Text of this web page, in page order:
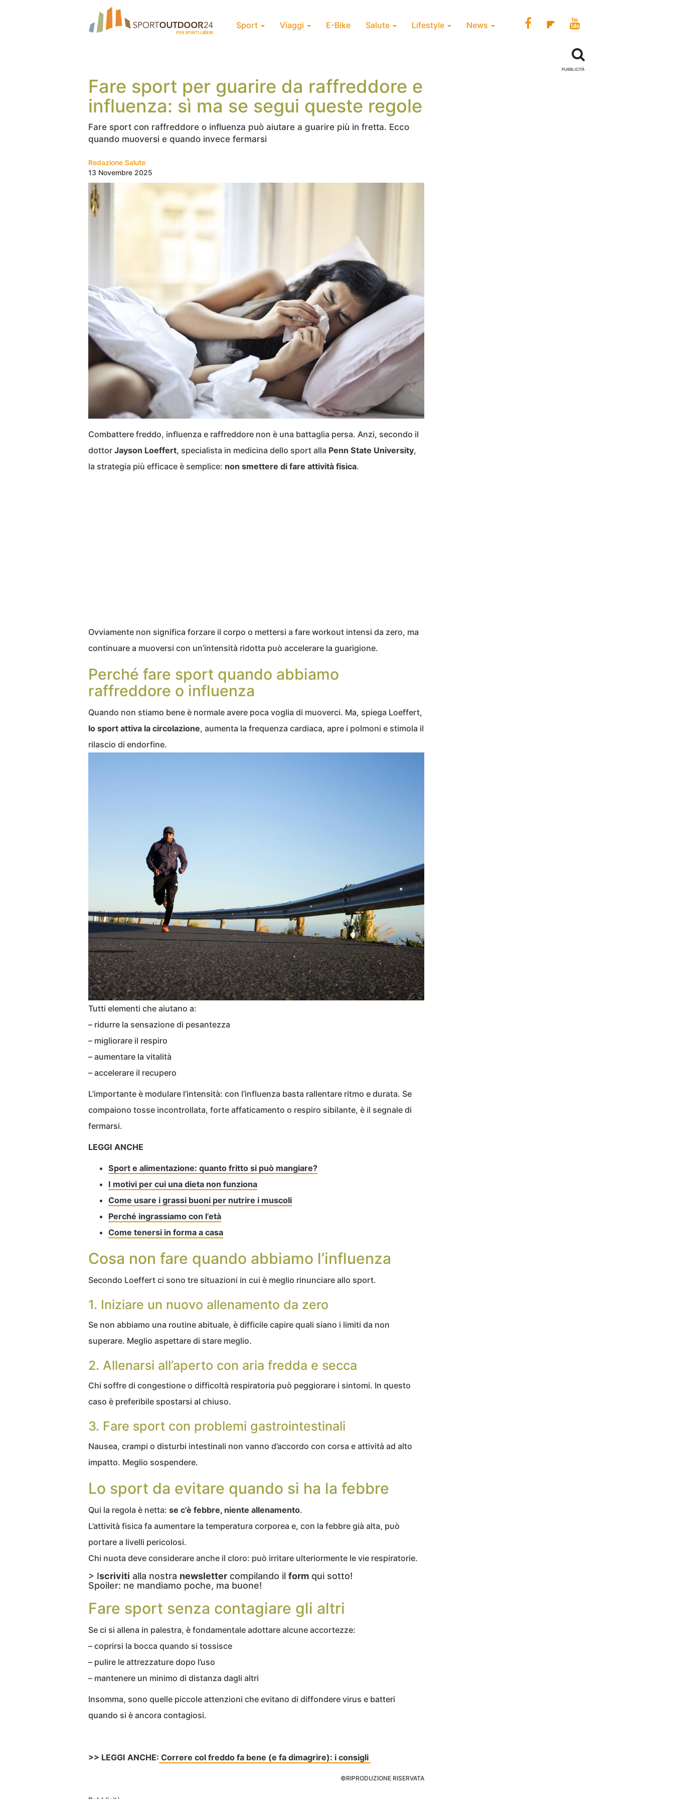
Sport Viaggi E-Bike Salute Lifestyle News
Fare sport per guarire da raffreddore e
influenza: sì ma se segui queste regole
Fare sport con raffreddore o influenza può aiutare a guarire più in fretta. Ecco
quando muoversi e quando invece fermarsi
Redazione Salute
13 Novembre 2025
Combattere freddo, influenza e raffreddore non è una battaglia persa. Anzi, secondo il
dottor Jayson Loeffert, specialista in medicina dello sport alla Penn State University,
la strategia più efficace è semplice: non smettere di fare attività fisica.
Ovviamente non significa forzare il corpo o mettersi a fare workout intensi da zero, ma
continuare a muoversi con un’intensità ridotta può accelerare la guarigione.
Perché fare sport quando abbiamo
raffreddore o influenza
Quando non stiamo bene è normale avere poca voglia di muoverci. Ma, spiega Loeffert,
lo sport attiva la circolazione, aumenta la frequenza cardiaca, apre i polmoni e stimola il
rilascio di endorfine.
Tutti elementi che aiutano a:
– ridurre la sensazione di pesantezza
– migliorare il respiro
– aumentare la vitalità
– accelerare il recupero
L’importante è modulare l’intensità: con l’influenza basta rallentare ritmo e durata. Se
compaiono tosse incontrollata, forte affaticamento o respiro sibilante, è il segnale di
fermarsi.
LEGGI ANCHE
Sport e alimentazione: quanto fritto si può mangiare?
I motivi per cui una dieta non funziona
Come usare i grassi buoni per nutrire i muscoli
Perché ingrassiamo con l’età
Come tenersi in forma a casa
Cosa non fare quando abbiamo l’influenza
Secondo Loeffert ci sono tre situazioni in cui è meglio rinunciare allo sport.
1. Iniziare un nuovo allenamento da zero
Se non abbiamo una routine abituale, è difficile capire quali siano i limiti da non
superare. Meglio aspettare di stare meglio.
2. Allenarsi all’aperto con aria fredda e secca
Chi soffre di congestione o difficoltà respiratoria può peggiorare i sintomi. In questo
caso è preferibile spostarsi al chiuso.
3. Fare sport con problemi gastrointestinali
Nausea, crampi o disturbi intestinali non vanno d’accordo con corsa e attività ad alto
impatto. Meglio sospendere.
Lo sport da evitare quando si ha la febbre
Qui la regola è netta: se c’è febbre, niente allenamento.
L’attività fisica fa aumentare la temperatura corporea e, con la febbre già alta, può
portare a livelli pericolosi.
Chi nuota deve considerare anche il cloro: può irritare ulteriormente le vie respiratorie.
> Iscriviti alla nostra newsletter compilando il form qui sotto!
Spoiler: ne mandiamo poche, ma buone!
Fare sport senza contagiare gli altri
Se ci si allena in palestra, è fondamentale adottare alcune accortezze:
– coprirsi la bocca quando si tossisce
– pulire le attrezzature dopo l’uso
– mantenere un minimo di distanza dagli altri
Insomma, sono quelle piccole attenzioni che evitano di diffondere virus e batteri
quando si è ancora contagiosi.
>> LEGGI ANCHE: Correre col freddo fa bene (e fa dimagrire): i consigli
©RIPRODUZIONE RISERVATA
PUBBLICITÀ